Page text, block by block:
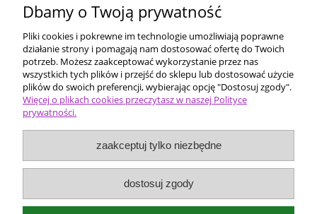
Ten produkt jest niedostępny.
Pomoc
Dostawa i płatności
Ceny i rodzaje zakupów
O firmie
Dbamy o Twoją prywatność
Pliki cookies i pokrewne im technologie umożliwiają poprawne
działanie strony i pomagają nam dostosować ofertę do Twoich
potrzeb. Możesz zaakceptować wykorzystanie przez nas
wszystkich tych plików i przejść do sklepu lub dostosować użycie
plików do swoich preferencji, wybierając opcję "Dostosuj zgody".
Więcej o plikach cookies przeczytasz w naszej Polityce
prywatności.
zaakceptuj tylko niezbędne
dostosuj zgody